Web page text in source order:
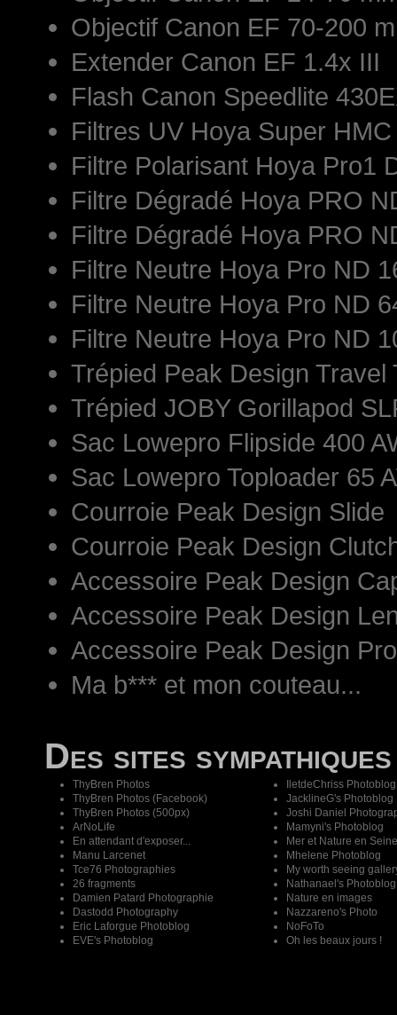
Objectif Canon EF 70-200
Extender Canon EF 1.4x III
Flash Canon Speedlite
Filtres UV Hoya Super
Filtre Polarisant Hoya Pro1
Filtre Dégradé Hoya PRO
Filtre Dégradé Hoya PRO
Filtre Neutre Hoya Pro ND
Filtre Neutre Hoya Pro ND
Filtre Neutre Hoya Pro ND
Trépied Peak Design Travel
Trépied JOBY Gorillapod
Sac Lowepro Flipside 400
Sac Lowepro Toploader 65
Courroie Peak Design Slide
Courroie Peak Design
Accessoire Peak Design
Accessoire Peak Design
Accessoire Peak Design
Ma b*** et mon couteau...
Des sites sympathiques
ThyBren Photos
ThyBren Photos (Facebook)
ThyBren Photos (500px)
ArNoLife
En attendant d'exposer...
Manu Larcenet
Tce76 Photographies
26 fragments
Damien Patard Photographie
Dastodd Photography
Eric Laforgue Photoblog
EVE's Photoblog
IletdeChriss Photoblog
JacklineG's Photoblog
Joshi Daniel
Mamyni's Photoblog
Mer et Nature en Seine
Mhelene Photoblog
My worth seeing
Nathanael's Photoblog
Nature en images
Nazzareno's Photo
NoFoTo
Oh les beaux jours !